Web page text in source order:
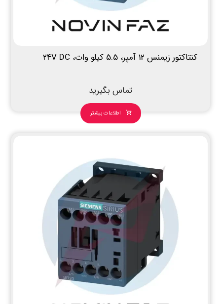
کنتاکتور زیمنس 12 آمپر، 5.5 کیلو وات، 24V DC
تماس بگیرید
اطلاعات بیشتر